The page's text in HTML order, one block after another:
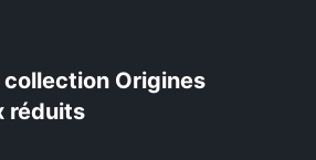
Origines
réduits